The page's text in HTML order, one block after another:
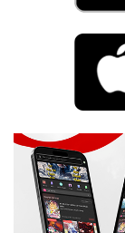
Học Đường
Khoa Huyễn
Khoa Huyễn Không